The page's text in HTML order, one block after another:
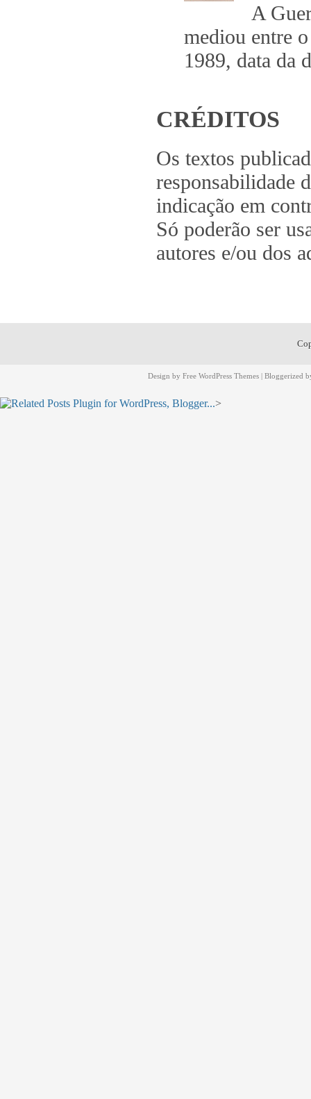
A
mediou entre
1989, data da
CRÉDITOS
Os textos
responsabilidade
indicação em
Só poderão ser
autores e/ou dos
Design by Free WordPress Themes | Bloggerized
>